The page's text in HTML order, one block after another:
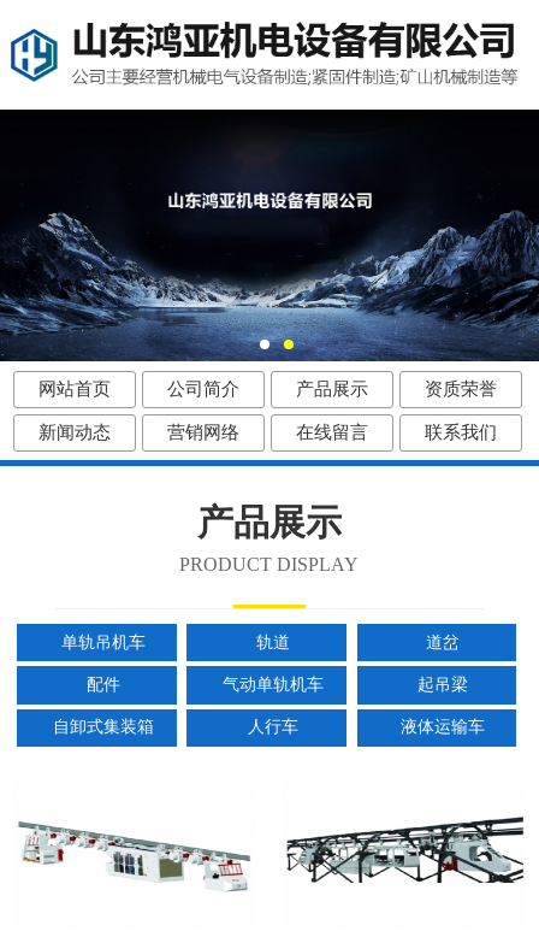
网站首页 公司简介 产品展示 资质荣誉
新闻动态 营销网络 在线留言 联系我们
产品展示
PRODUCT DISPLAY
单轨吊机车 轨道 道岔
配件 气动单轨机车 起吊梁
自卸式集装箱 人行车 液体运输车